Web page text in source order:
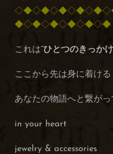
◆◇◆◇◆◇◆◇◆◇◆
これは”ひとつのきっかけ
ここから先は身に着ける
あなたの物語へと繋がっ
in your heart
jewelry & accessories